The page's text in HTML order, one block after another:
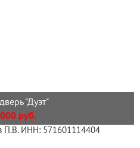
"Дуэт"
руб.
П.В. ИНН: 571601114404